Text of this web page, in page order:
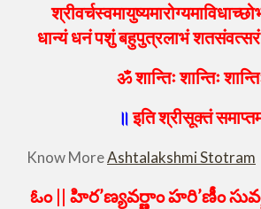
धान्यं धनं पशुं बहुपुत्रलाभं शतसंवत्सरं
ॐ शान्तिः शान्तिः
॥इति श्रीसूक्तं
Know MoreAshtalakshmi Stotram
ఓం || హిర’ణ్యవర్ణాం హరి’ణీం